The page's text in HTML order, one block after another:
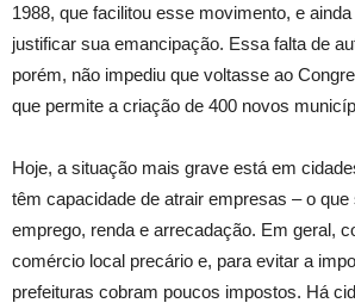
1988, que facilitou esse movimento, e
justificar sua emancipação. Essa falta de
porém, não impediu que voltasse ao
que permite a criação de 400 novos
Hoje, a situação mais grave está em
têm capacidade de atrair empresas – o que
emprego, renda e arrecadação. Em geral,
comércio local precário e, para evitar a
prefeituras cobram poucos impostos. Há